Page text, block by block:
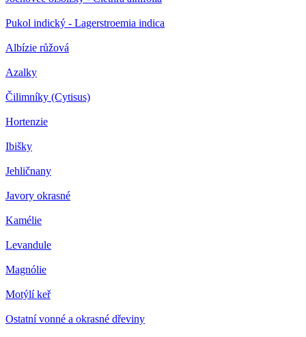
Pukol indický - Lagerstroemia indica
Albízie růžová
Azalky
Čilimníky (Cytisus)
Hortenzie
Ibišky
Jehličnany
Javory okrasné
Kamélie
Levandule
Magnólie
Motýlí keř
Ostatní vonné a okrasné dřeviny